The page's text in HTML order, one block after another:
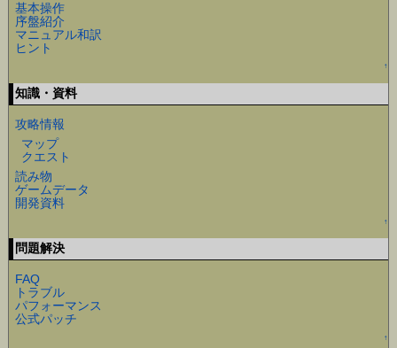
基本操作
序盤紹介
マニュアル和訳
ヒント
↑
知識・資料
攻略情報
マップ
クエスト
読み物
ゲームデータ
開発資料
↑
問題解決
FAQ
トラブル
パフォーマンス
公式パッチ
↑